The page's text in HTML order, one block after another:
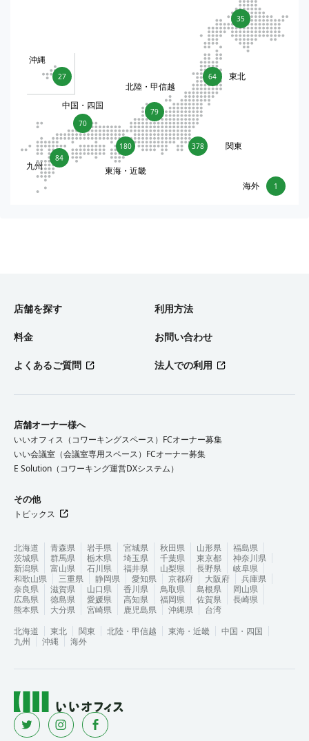
35
64 東北
378 関東
79
北陸・甲信越
180
東海・近畿
70
中国・四国
84
九州
27
沖縄
1
海外
店舗を探す 利用方法
料金 お問い合わせ
よくあるご質問 法人での利用
店舗オーナー様へ
いいオフィス（コワーキングスペース）FCオーナー募集
いい会議室（会議室専用スペース）FCオーナー募集
E Solution（コワーキング運営DXシステム）
その他
トピックス
北海道 青森県 岩手県 宮城県 秋田県 山形県
福島県
茨城県
群馬県 栃木県 埼玉県 千葉県 東京都
神奈川県
新潟県
富山県 石川県 福井県 山梨県 長野県
岐阜県
和歌山県
三重県 静岡県 愛知県 京都府 大阪府
兵庫県
奈良県
滋賀県 山口県 香川県 鳥取県 島根県
岡山県
広島県
徳島県 愛媛県 高知県 福岡県 佐賀県
長崎県
熊本県
大分県 宮崎県 鹿児島県 沖縄県
台湾
北海道
東北 関東 北陸・甲信越 東海・近畿
中国・四国
九州
沖縄 海外